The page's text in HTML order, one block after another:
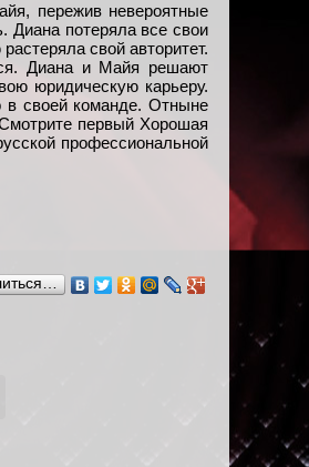
пережив невероятные
Диана потеряла все свои
свой авторитет.
Диана и Майя решают
юридическую карьеру.
в своей команде. Отныне
первый Хорошая
профессиональной